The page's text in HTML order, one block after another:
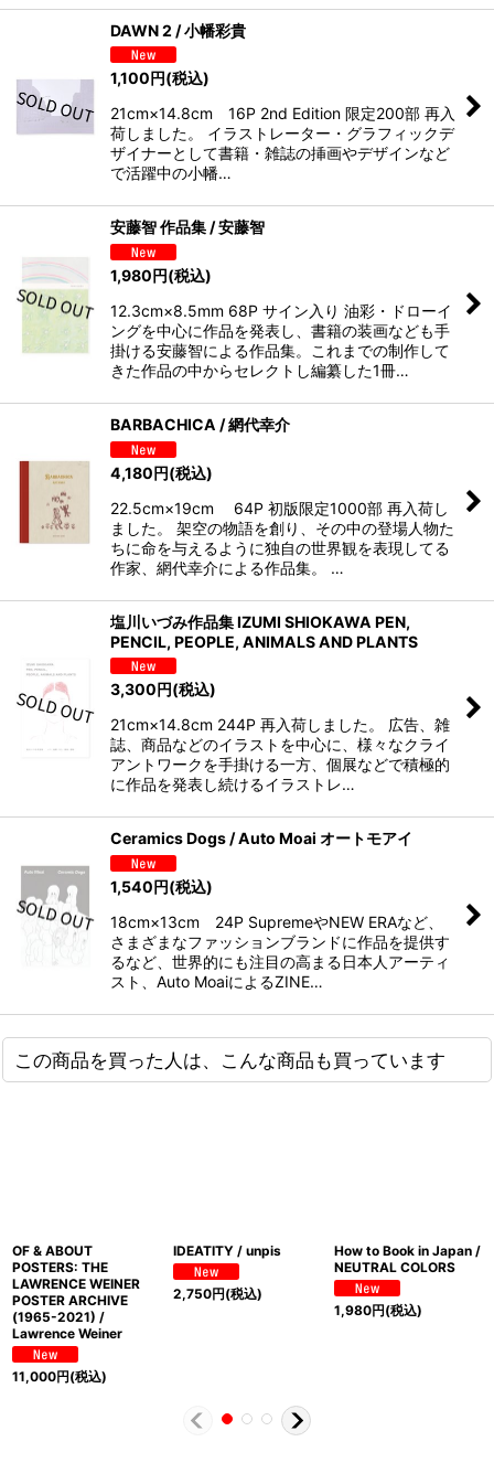
DAWN 2 / 小幡彩貴
1,100円(税込)
21cm×14.8cm 16P 2nd Edition 限定200部 再入
荷しました。 イラストレーター・グラフィックデ
ザイナーとして書籍・雑誌の挿画やデザインなど
で活躍中の小幡…
安藤智 作品集 / 安藤智
1,980円(税込)
12.3cm×8.5mm 68P サイン入り 油彩・ドローイ
ングを中心に作品を発表し、書籍の装画なども手
掛ける安藤智による作品集。これまでの制作して
きた作品の中からセレクトし編纂した1冊…
BARBACHICA / 網代幸介
4,180円(税込)
22.5cm×19cm 64P 初版限定1000部 再入荷し
ました。 架空の物語を創り、その中の登場人物た
ちに命を与えるように独自の世界観を表現してる
作家、網代幸介による作品集。 …
塩川いづみ作品集 IZUMI SHIOKAWA PEN,
PENCIL, PEOPLE, ANIMALS AND PLANTS
3,300円(税込)
21cm×14.8cm 244P 再入荷しました。 広告、雑
誌、商品などのイラストを中心に、様々なクライ
アントワークを手掛ける一方、個展などで積極的
に作品を発表し続けるイラストレ…
Ceramics Dogs / Auto Moai オートモアイ
1,540円(税込)
18cm×13cm 24P SupremeやNEW ERAなど、
さまざまなファッションブランドに作品を提供す
るなど、世界的にも注目の高まる日本人アーティ
スト、Auto MoaiによるZINE…
この商品を買った人は、こんな商品も買っています
OF & ABOUT
POSTERS: THE
LAWRENCE WEINER
POSTER ARCHIVE
(1965-2021) /
Lawrence Weiner
11,000円(税込)
IDEATITY / unpis
2,750円(税込)
How to Book in Japan /
NEUTRAL COLORS
1,980円(税込)